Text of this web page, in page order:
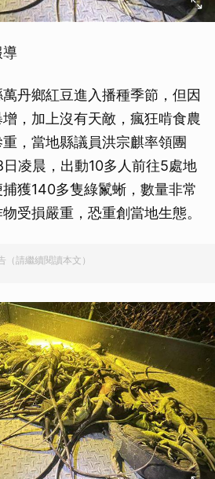
導
丹鄉紅豆進入播種季節，但因
，加上沒有天敵，瘋狂啃食農
，當地縣議員洪宗麒率領團
日凌晨，出動10多人前往5處地
獲140多隻綠鬣蜥，數量非常
受損嚴重，恐重創當地生態。
（請繼續閱讀本文）